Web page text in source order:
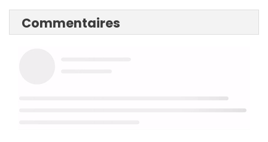
Commentaires